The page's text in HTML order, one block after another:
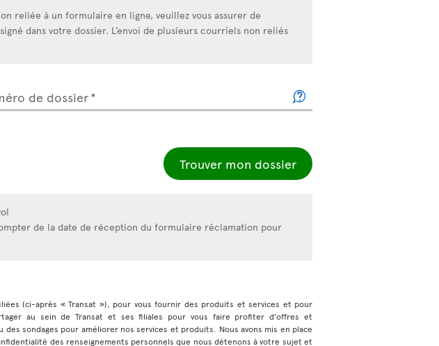
reliée à un formulaire en ligne, veuillez vous assurer de
dans votre dossier. L’envoi de plusieurs courriels non reliés
de dossier
Trouver mon dossier
de la date de réception du formulaire réclamation pour
(ci-après « Transat »), pour vous fournir des produits et services et pour
au sein de Transat et ses filiales pour vous faire profiter d’offres et
sondages pour améliorer nos services et produits. Nous avons mis en place
des renseignements personnels que nous détenons à votre sujet et